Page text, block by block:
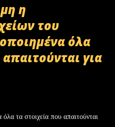
η
του
όλα
για
τα στοιχεία που απαιτούνται